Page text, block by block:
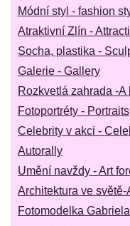
Módní styl - fashion
Atraktivní Zlín -
Socha, plastika -
Galerie - Gallery
Rozkvetlá zahrada -
Fotoportréty - Portraits
Celebrity v akci -
Autorally
Umění navždy - Art
Architektura ve
Fotomodelka